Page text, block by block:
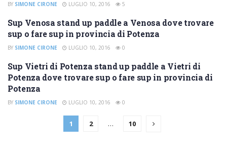
BY SIMONE CIRONE LUGLIO 10, 2016 5
SUP POTENZA
Sup Venosa stand up paddle a Venosa dove trovare
sup o fare sup in provincia di Potenza
BY SIMONE CIRONE LUGLIO 10, 2016 0
SUP POTENZA
Sup Vietri di Potenza stand up paddle a Vietri di
Potenza dove trovare sup o fare sup in provincia di
Potenza
BY SIMONE CIRONE LUGLIO 10, 2016 0
1 2 … 10